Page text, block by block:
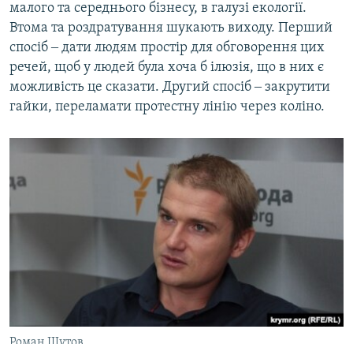
малого та середнього бізнесу, в галузі екології.
Втома та роздратування шукають виходу. Перший
спосіб ‒ дати людям простір для обговорення цих
речей, щоб у людей була хоча б ілюзія, що в них є
можливість це сказати. Другий спосіб ‒ закрутити
гайки, переламати протестну лінію через коліно.